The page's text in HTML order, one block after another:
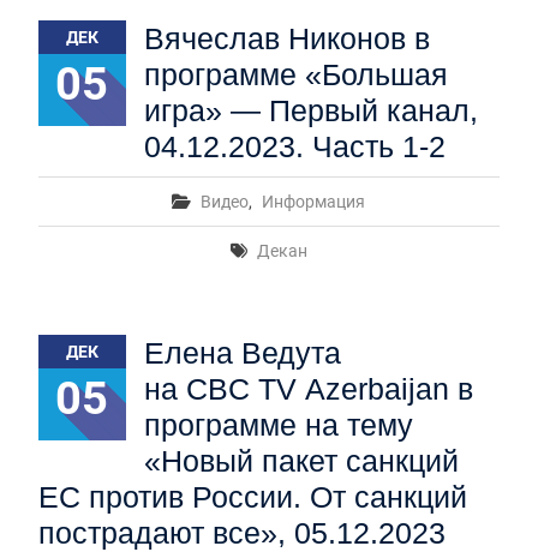
Конкурсные списки лиц, прошедших
вступительные испытания в МГУ имени
М.В.Ломоносова в 2026 году по каждому
конкурсу (ранжированные списки поступающих)
Вячеслав Никонов в программе «Большая игра» —
Вниманию абитуриентов бакалавриата! Открыта
онлайн-запись на заключение договора на
Вячеслав Никонов в программе «Большая игра»
ДЕК
05
Вячеслав Никонов в
программе «Большая
игра» — Первый канал,
04.12.2023. Часть 1-2
Видео, Информация
Декан
ДЕК
05
Елена Ведута
на CBC TV Azerbaijan в
программе на тему
«Новый пакет санкций
ЕС против России. От санкций
пострадают все», 05.12.2023